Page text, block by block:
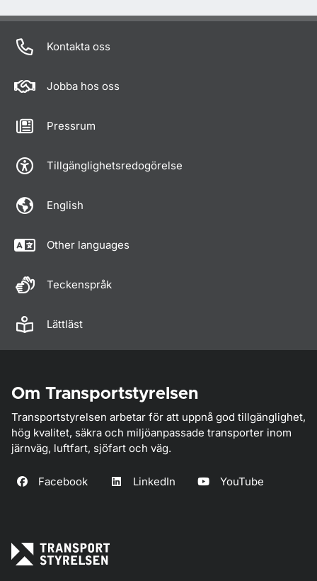
Kontakta oss
Jobba hos oss
Pressrum
Tillgänglighetsredogörelse
English
Other languages
Teckenspråk
Lättläst
Om Transportstyrelsen
Transportstyrelsen arbetar för att uppnå god tillgänglighet,
hög kvalitet, säkra och miljöanpassade transporter inom
järnväg, luftfart, sjöfart och väg.
Facebook LinkedIn YouTube